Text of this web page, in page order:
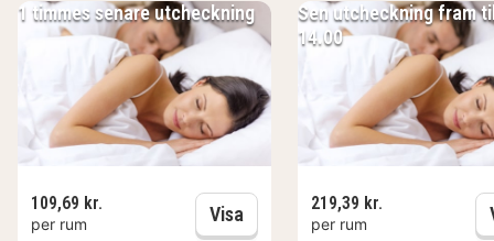
1 timmes senare utcheckning
109,69 kr.
per rum Visa 1 timmes senare utcheckning
Sen utcheckning fram
14.00
219,39 kr.
per rum